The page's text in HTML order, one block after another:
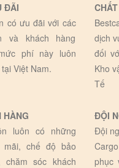
ĐÃI
có ưu đãi với các
và khách hàng
phí này luôn
Việt Nam.
dịch
đối
Kho
Tế
HÀNG
luôn có những
mãi, chế độ bảo
chăm sóc khách
ĐỘI
Đội
phục